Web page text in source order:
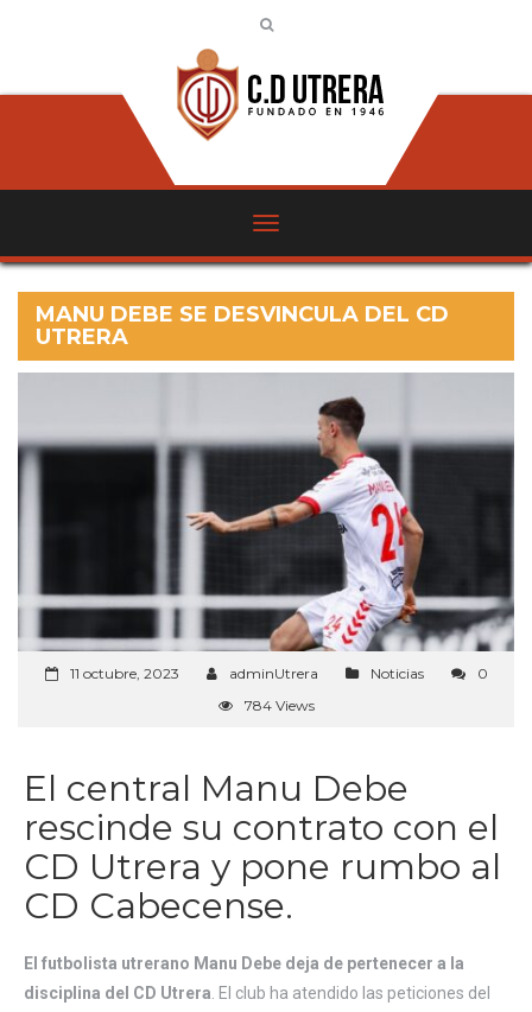
MANU DEBE SE DESVINCULA DEL CD
UTRERA
11 octubre, 2023 adminUtrera Noticias
0
784 Views
El central Manu Debe
rescinde su contrato con el
CD Utrera y pone rumbo al
CD Cabecense.
El futbolista utrerano Manu Debe deja de pertenecer a la
disciplina del CD Utrera . El club ha atendido las peticiones del